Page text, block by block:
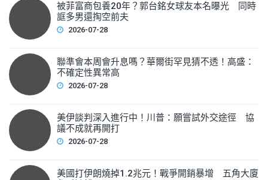
被菲富商包養20年？郭台銘女球友本名曝光 同時
誆多男還掏空前夫
2026-07-28
聯準會本周會升息嗎？華爾街罕見猜不透！高盛：
不確定性異常高
2026-07-28
美伊談判深入進行中！川普：願嘗試外交途徑 協
議不成就再開打
2026-07-28
美國打伊朗燒掉1.2兆元！戰爭開銷暴增 五角大廈